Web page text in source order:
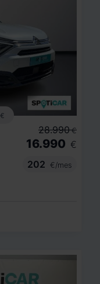
€
28.990 €
16.990 €
202
€/mes